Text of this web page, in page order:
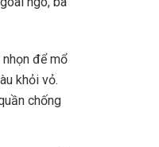
để mổ
khỏi vỏ.
chống